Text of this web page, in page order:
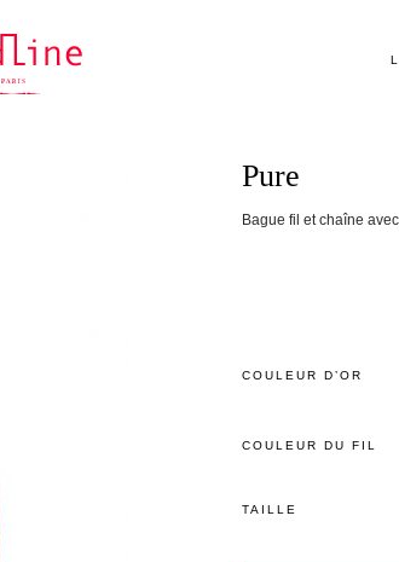
Pure
Bague fil et chaîne
COULEUR D’OR
COULEUR DU FIL
TAILLE